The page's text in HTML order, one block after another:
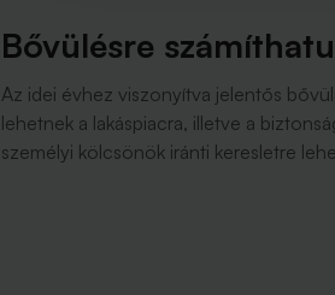
Bővülésre
Az idei évhez viszonyítva jelentős
lehetnek a lakáspiacra, illetve a
személyi kölcsönök iránti keresletre